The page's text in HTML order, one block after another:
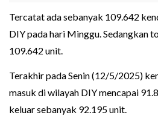
Tercatat ada sebanyak 109.642
DIY pada hari Minggu. Sedangkan
109.642 unit.
Terakhir pada Senin (12/5/2025)
masuk di wilayah DIY mencapai
keluar sebanyak 92.195 unit.